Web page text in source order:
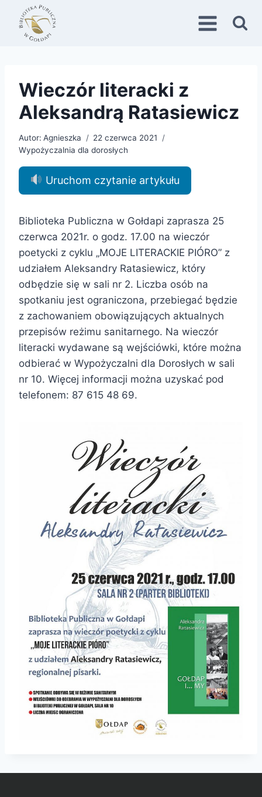
Przejdź
treści
Wieczór literacki z
Aleksandrą Ratasiewicz
Autor: Agnieszka
22 czerwca 2021
Wypożyczalnia dla dorosłych
Uruchom czytanie artykułu
Biblioteka Publiczna w Gołdapi zaprasza 25
czerwca 2021r. o godz. 17.00 na wieczór
poetycki z cyklu „MOJE LITERACKIE PIÓRO” z
udziałem Aleksandry Ratasiewicz, który
odbędzie się w sali nr 2. Liczba osób na
spotkaniu jest ograniczona, przebiegać będzie
z zachowaniem obowiązujących aktualnych
przepisów reżimu sanitarnego. Na wieczór
literacki wydawane są wejściówki, które można
odbierać w Wypożyczalni dla Dorosłych w sali
nr 10. Więcej informacji można uzyskać pod
telefonem: 87 615 48 69.